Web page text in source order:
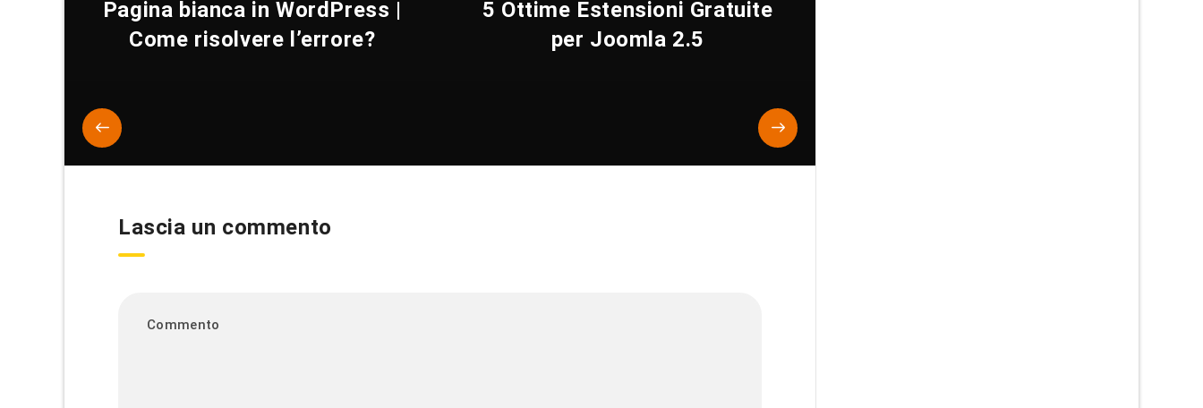
Pagina bianca in WordPress |
Come risolvere l’errore?
5 Ottime Estensioni Gratuite
per Joomla 2.5
Lascia un commento